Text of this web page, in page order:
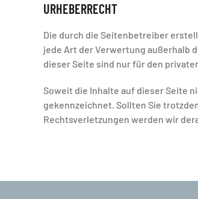
URHEBERRECHT
Die durch die Seitenbetreiber
jede Art der Verwertung außerhalb
dieser Seite sind nur für den
Soweit die Inhalte auf dieser Seite
gekennzeichnet. Sollten Sie
Rechtsverletzungen werden wir